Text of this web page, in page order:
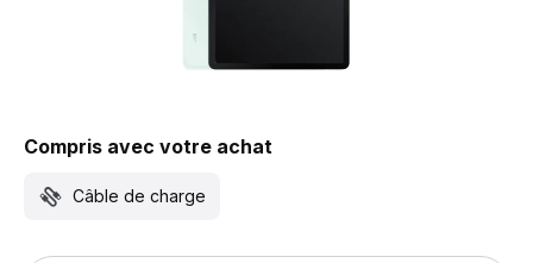
Compris avec votre achat
Câble de charge